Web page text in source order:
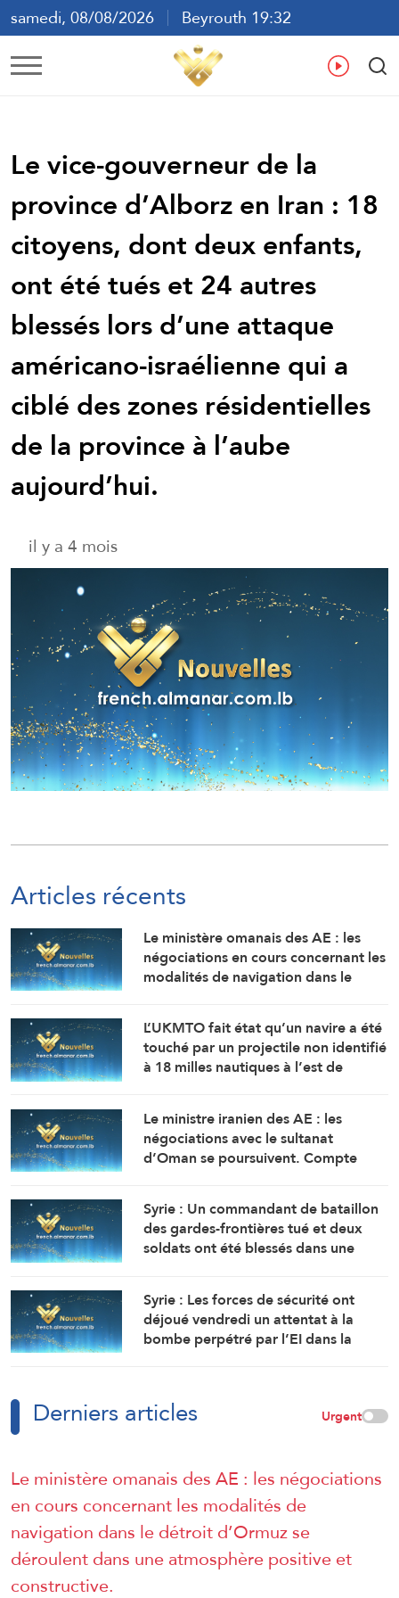
samedi, 08/08/2026
Beyrouth 19:32
ع
Le vice-gouverneur de la
province d’Alborz en Iran : 18
citoyens, dont deux enfants,
ont été tués et 24 autres
blessés lors d’une attaque
américano-israélienne qui a
ciblé des zones résidentielles
de la province à l’aube
aujourd’hui.
il y a 4 mois
Articles récents
Le ministère omanais des AE : les
négociations en cours concernant les
modalités de navigation dans le
une atmosphère positive et
constructive.
L’UKMTO fait état qu’un navire a été
touché par un projectile non identifié
à 18 milles nautiques à l’est de
L’incendie y a été maîtrisé.
Le ministre iranien des AE : les
négociations avec le sultanat
d’Oman se poursuivent. Compte
travaux sont en cours pour définir
une voie maritime temporaire. Un
accord définitif est imminent.
Syrie : Un commandant de bataillon
des gardes-frontières tué et deux
soldats ont été blessés dans une
nord-ouest du pays.
Syrie : Les forces de sécurité ont
déjoué vendredi un attentat à la
bombe perpétré par l’EI dans la
Derniers articles Urgent
Le ministère omanais des AE : les négociations
en cours concernant les modalités de
navigation dans le détroit d’Ormuz se
déroulent dans une atmosphère positive et
constructive.